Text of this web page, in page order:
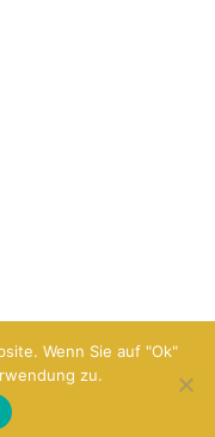
Wenn Sie auf "Ok"
zu.